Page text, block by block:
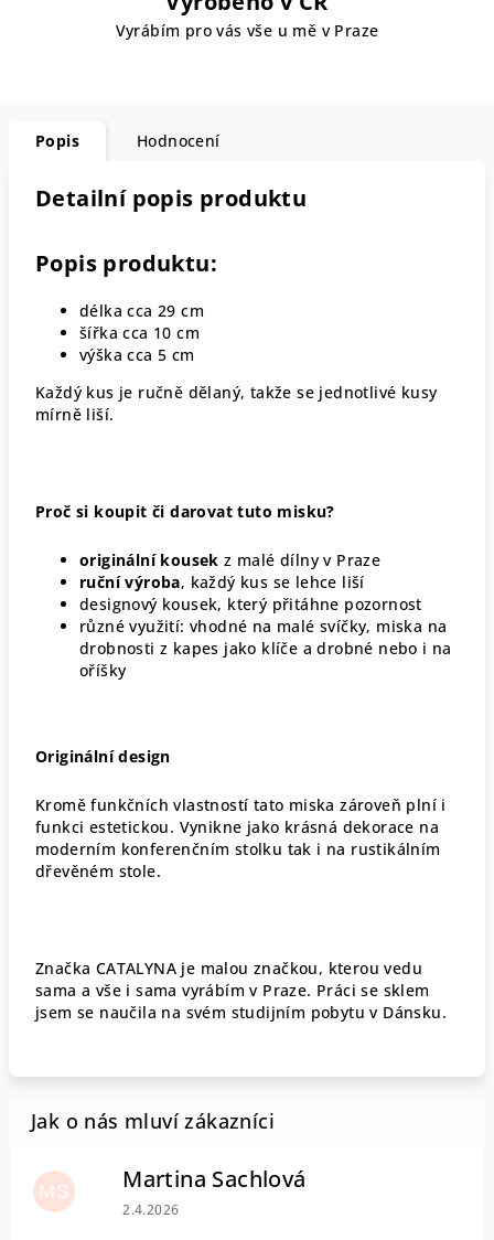
Vyrábím pro vás vše u mě v Praze
Popis Hodnocení
Detailní popis produktu
Popis produktu:
délka cca 29 cm
šířka cca 10 cm
výška cca 5 cm
Každý kus je ručně dělaný, takže se jednotlivé kusy
mírně liší.
Proč si koupit či darovat tuto misku?
originální kousek z malé dílny v Praze
ruční výroba, každý kus se lehce liší
designový kousek, který přitáhne pozornost
různé využití: vhodné na malé svíčky, miska na
drobnosti z kapes jako klíče a drobné nebo i na
oříšky
Originální design
Kromě funkčních vlastností tato miska zároveň plní i
funkci estetickou. Vynikne jako krásná dekorace na
moderním konferenčním stolku tak i na rustikálním
dřevěném stole.
Značka CATALYNA je malou značkou, kterou vedu
sama a vše i sama vyrábím v Praze. Práci se sklem
jsem se naučila na svém studijním pobytu v Dánsku.
MS Martina Sachlová
Hodnocení obchodu je 5 z 5 hvězdiček.
2.4.2026